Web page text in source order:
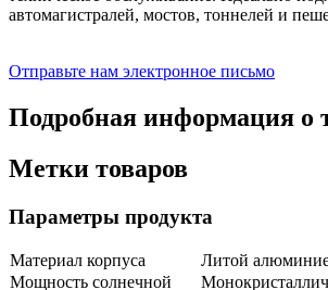
автомагистралей, мостов, тоннелей и
Отправьте нам электронное письмо
Подробная информация о
Метки товаров
Параметры продукта
Материал корпуса
Литой
Мощность солнечной